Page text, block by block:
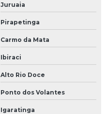
Juruaia
Pirapetinga
Carmo da Mata
Ibiraci
Alto Rio Doce
Ponto dos Volantes
Igaratinga